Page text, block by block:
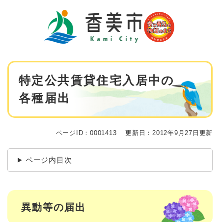
本
特定公共賃貸住宅入居中の
各種届出
ページID：0001413 更新日：2012年9月27日更新
ページ内目次
異動等の届出